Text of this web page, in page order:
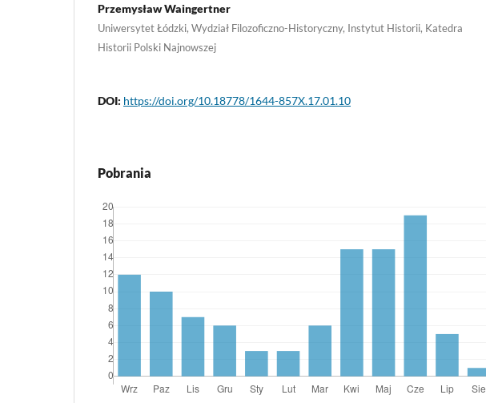
Przemysław Waingertner
Uniwersytet Łódzki, Wydział Filozoficzno-Historyczny, Instytut Historii, Katedra
Historii Polski Najnowszej
DOI: https://doi.org/10.18778/1644-857X.17.01.10
Pobrania